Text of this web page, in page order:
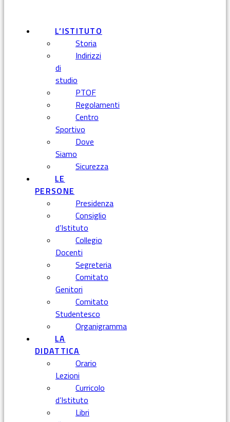
L’ISTITUTO
Storia
Indirizzi
di
studio
PTOF
Regolamenti
Centro
Sportivo
Dove
Siamo
Sicurezza
LE
PERSONE
Presidenza
Consiglio
d’Istituto
Collegio
Docenti
Segreteria
Comitato
Genitori
Comitato
Studentesco
Organigramma
LA
DIDATTICA
Orario
Lezioni
Curricolo
d’Istituto
Libri